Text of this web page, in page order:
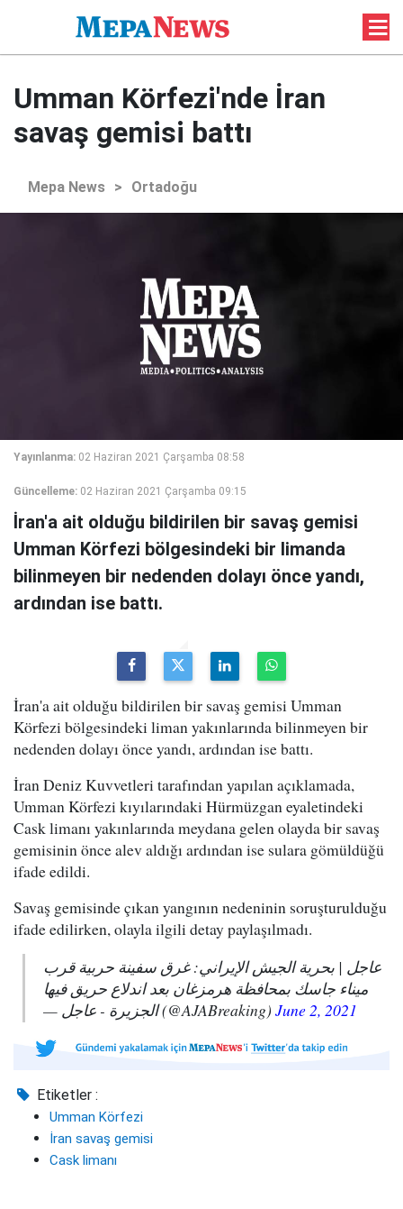
Umman Körfezi'nde İran
savaş gemisi battı
Mepa News > Ortadoğu
Yayınlanma: 02 Haziran 2021 Çarşamba 08:58
Güncelleme: 02 Haziran 2021 Çarşamba 09:15
İran'a ait olduğu bildirilen bir savaş gemisi
Umman Körfezi bölgesindeki bir limanda
bilinmeyen bir nedenden dolayı önce yandı,
ardından ise battı.
İran'a ait olduğu bildirilen bir savaş gemisi Umman
Körfezi bölgesindeki liman yakınlarında bilinmeyen bir
nedenden dolayı önce yandı, ardından ise battı.
İran Deniz Kuvvetleri tarafından yapılan açıklamada,
Umman Körfezi kıyılarındaki Hürmüzgan eyaletindeki
Cask limanı yakınlarında meydana gelen olayda bir savaş
gemisinin önce alev aldığı ardından ise sulara gömüldüğü
ifade edildi.
Savaş gemisinde çıkan yangının nedeninin soruşturulduğu
ifade edilirken, olayla ilgili detay paylaşılmadı.
عاجل | بحرية الجيش الإيراني: غرق سفينة حربية قرب
ميناء جاسك بمحافظة هرمزغان بعد اندلاع حريق فيها
— الجزيرة - عاجل (@AJABreaking) June 2, 2021
Etiketler :
Umman Körfezi
İran savaş gemisi
Cask limanı